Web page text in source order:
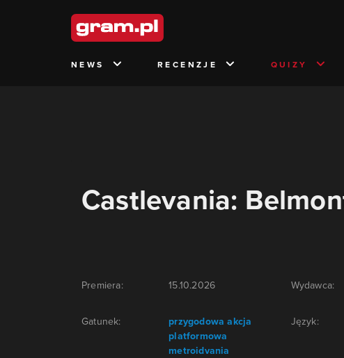
NEWS RECENZJE QUIZY
Castlevania:
Premiera: 15.10.2026
Gatunek: przygodowa akcja
platformowa
metroidvania
Wydawca:
Język: